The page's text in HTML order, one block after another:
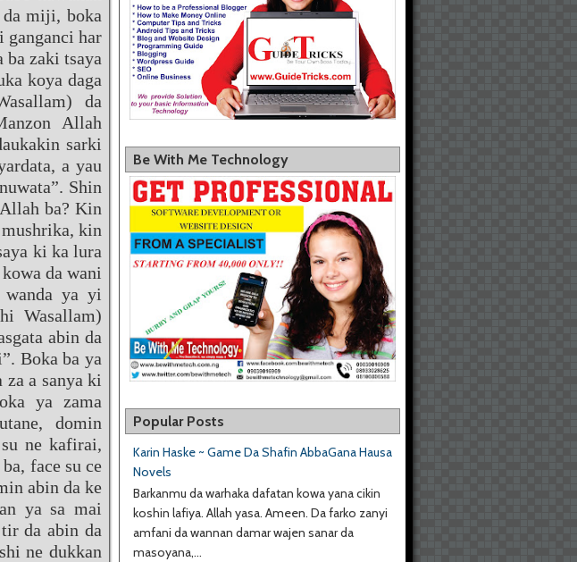
da miji, boka
ganganci har
zaki tsaya
koya daga
da
Allah
sarki
a yau
Shin
ba? Kin
kin
ki ka lura
da wani
wanda ya yi
Wasallam)
abin da
Boka ba ya
a sanya ki
ya zama
domin
ne kafirai,
face su ce
abin da ke
ya sa mai
da abin da
ne dukkan
Be With Me Technology
Popular Posts
Karin Haske ~ Game Da Shafin AbbaGana Hausa
Novels
Barkanmu da warhaka dafatan kowa yana cikin
koshin lafiya. Allah yasa. Ameen. Da farko zanyi
amfani da wannan damar wajen sanar da
masoyana,...